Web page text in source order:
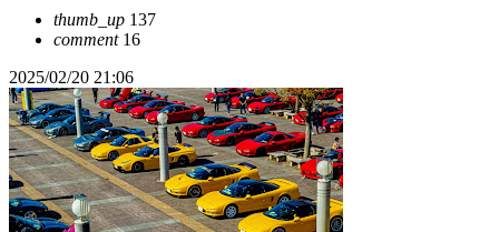
thumb_up 137
comment16
2025/02/20 21:06